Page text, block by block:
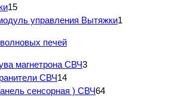
15
управления Вытяжки1
печей
магнетрона СВЧ3
СВЧ14
сенсорная ) СВЧ64